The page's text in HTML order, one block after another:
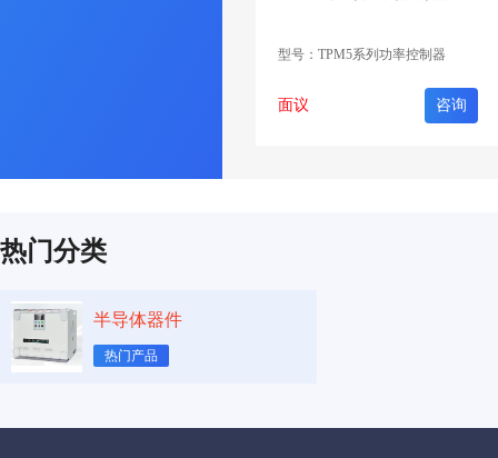
型号：TPM5系列功率控制器
面议 咨询
热门分类
半导体器件
热门产品